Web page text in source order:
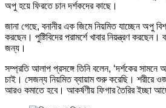
অপু হয়ে ফিরতে চান দর্শকদের কাছে।
জানা গেছে, বনানীর এক জিমে নিয়মিত যাচ্ছেন অপু
করছেন। পুষ্টিবিদের পরামর্শে খাবার নিয়ন্ত্রণ
জন্য।
সম্প্রতি আলাপ প্রসঙ্গে তিনি বলেন, ‘দর্শকের
চাই। সেজন্য নিয়মিত ব্যায়াম শুরু করেছি। শরীরে
আরও কমাতে হবে। আকর্ষণীয় ফিগার তৈরির ইচ্ছা